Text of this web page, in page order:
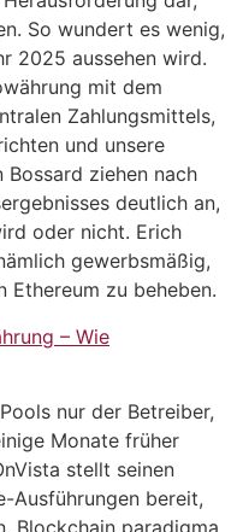
So wundert es wenig,
2025 aussehen wird.
mit dem
Zahlungsmittels,
und unsere
ziehen nach
deutlich an,
oder nicht. Erich
gewerbsmäßig,
Ethereum zu beheben.
– Wie
nur der Betreiber,
Monate früher
stellt seinen
Ausführungen bereit,